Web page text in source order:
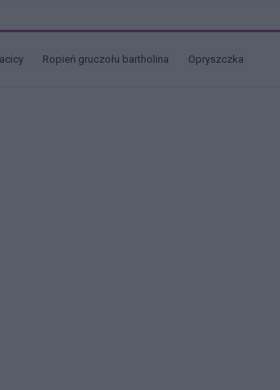
ropień gruczołu bartholina opryszczka